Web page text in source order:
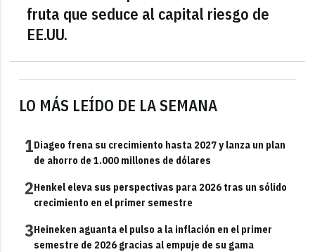
LO MÁS LEÍDO DE LA SEMANA
1Diageo frena su crecimiento hasta 2027 y lanza un plan
de ahorro de 1.000 millones de dólares
2Henkel eleva sus perspectivas para 2026 tras un sólido
crecimiento en el primer semestre
3Heineken aguanta el pulso a la inflación en el primer
semestre de 2026 gracias al empuje de su gama
fruta que seduce al capital riesgo de
EE.UU.